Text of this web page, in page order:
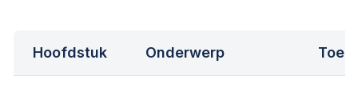
Hoofdstuk Onderwerp